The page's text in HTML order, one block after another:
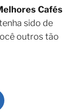
Cafés
sido de
outros tão